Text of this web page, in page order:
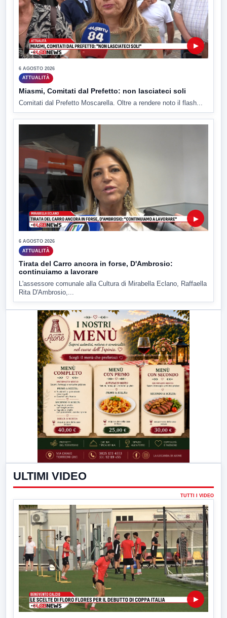
▶
6 AGOSTO 2026
ATTUALITÀ
Miasmi, Comitati dal Prefetto: non lasciateci soli
Comitati dal Prefetto Moscarella. Oltre a rendere noto il flash...
▶
6 AGOSTO 2026
ATTUALITÀ
Tirata del Carro ancora in forse, D'Ambrosio:
continuiamo a lavorare
L'assessore comunale alla Cultura di Mirabella Eclano, Raffaella
Rita D'Ambrosio,...
ULTIMI VIDEO
TUTTI I VIDEO
▶